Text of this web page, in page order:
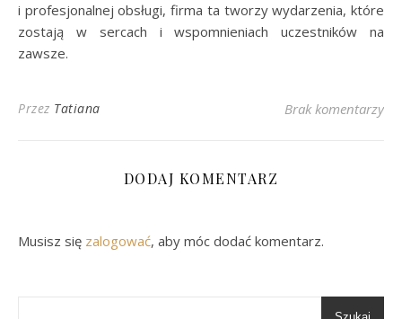
i profesjonalnej obsługi, firma ta tworzy wydarzenia, które
zostają w sercach i wspomnieniach uczestników na
zawsze.
Przez Tatiana Brak komentarzy
DODAJ KOMENTARZ
Musisz się zalogować, aby móc dodać komentarz.